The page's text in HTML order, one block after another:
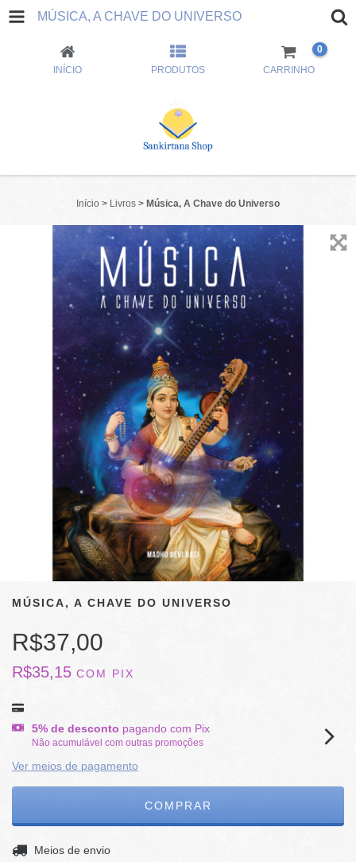
MÚSICA, A CHAVE DO UNIVERSO
INÍCIO PRODUTOS CARRINHO
0
Início > Livros > Música, A Chave do Universo
MÚSICA, A CHAVE DO UNIVERSO
R$37,00
R$35,15 COM PIX
5% de desconto pagando com Pix
Não acumulável com outras promoções
Ver meios de pagamento
Entregas para o CEP:
Meios de envio